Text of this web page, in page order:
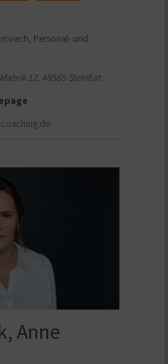
Personal- und
12 48565Steinfurt
Anne